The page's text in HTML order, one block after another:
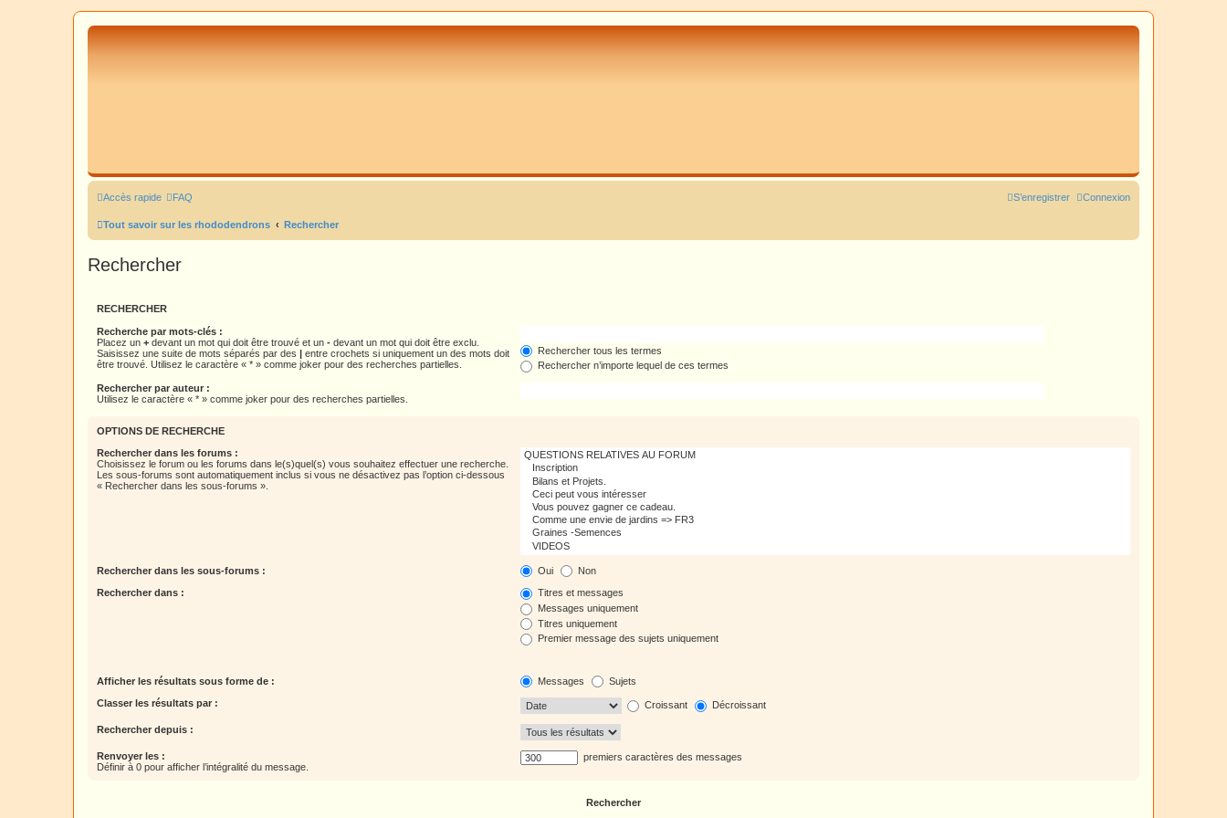
Accès rapide FAQ Connexion
S’enregistrer
Tout savoir sur les rhododendrons Rechercher
Rechercher
RECHERCHER
Recherche par mots-clés :
Placez un + devant un mot qui doit être trouvé et un - devant un mot qui doit être exclu.
Saisissez une suite de mots séparés par des | entre crochets si uniquement un des mots doit
être trouvé. Utilisez le caractère « * » comme joker pour des recherches partielles.
Rechercher tous les termes
Rechercher n’importe lequel de ces termes
Rechercher par auteur :
Utilisez le caractère « * » comme joker pour des recherches partielles.
OPTIONS DE RECHERCHE
Rechercher dans les forums :
Choisissez le forum ou les forums dans le(s)quel(s) vous souhaitez effectuer une recherche.
Les sous-forums sont automatiquement inclus si vous ne désactivez pas l’option ci-dessous
« Rechercher dans les sous-forums ».
Rechercher dans les sous-forums : Oui Non
Rechercher dans :
Titres et messages
Messages uniquement
Titres uniquement
Premier message des sujets uniquement
Afficher les résultats sous forme de : Messages Sujets
Classer les résultats par : Croissant Décroissant
Rechercher depuis :
Renvoyer les :
Définir à 0 pour afficher l’intégralité du message.
premiers caractères des messages